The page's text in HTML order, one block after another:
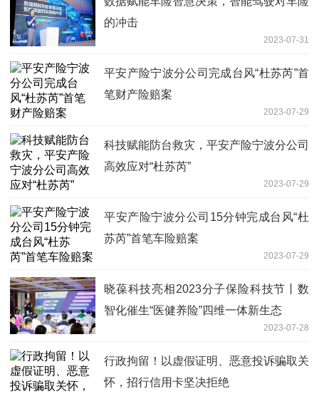
的冲击
2023-07-31
平安产险宁波分公司完成台风“杜苏芮”首
笔财产险赔案
2023-07-29
科技赋能防台救灾，平安产险宁波分公司
高效应对“杜苏芮”
2023-07-29
平安产险宁波分公司15分钟完成台风“杜
苏芮”首笔车险赔案
2023-07-29
晓葆科技亮相2023分子保险科技节丨数
智化催生“医健养险”四维一体新生态
2023-07-28
行政拘留！以虚假证明、恶意投诉骗取关
怀，招行信用卡坚决拒绝